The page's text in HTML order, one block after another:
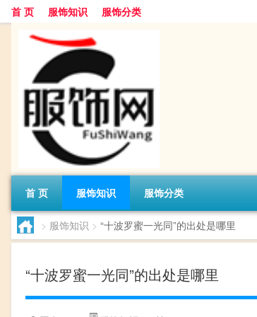
首 页 服饰知识 服饰分类
首 页 服饰知识 服饰分类
> 服饰知识 > “十波罗蜜一光同”的出处是哪里
“十波罗蜜一光同”的出处是哪里